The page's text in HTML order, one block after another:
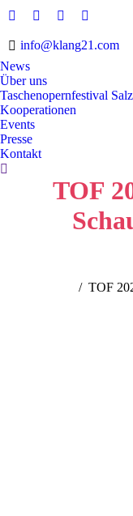
Facebook
page
in
new
window
Twitter
page
in
new
window
Instagram
page
new
window
YouTube
page
new
info@klang21.com
News
Über uns
Taschenopernfestival
Kooperationen
Events
Presse
Kontakt
Search:
TOF
Sie befinden sich
TOF